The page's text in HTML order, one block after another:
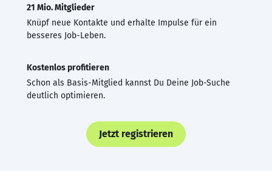
21 Mio. Mitglieder
Knüpf neue Kontakte und erhalte Impulse für ein
besseres Job-Leben.
Kostenlos profitieren
Schon als Basis-Mitglied kannst Du Deine Job-Suche
deutlich optimieren.
Jetzt registrieren